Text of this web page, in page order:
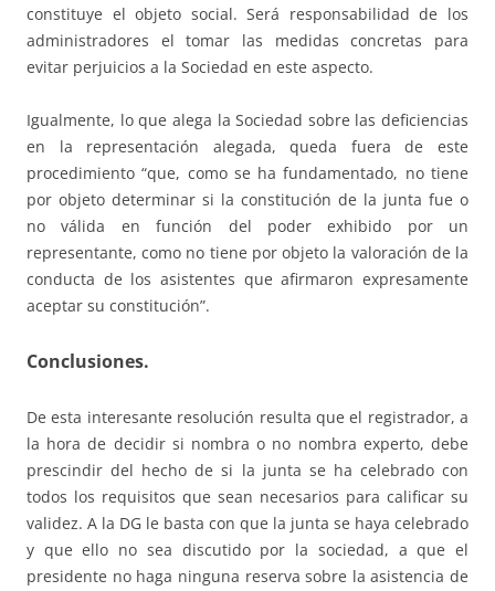
constituye el objeto social. Será responsabilidad de los
administradores el tomar las medidas concretas para
evitar perjuicios a la Sociedad en este aspecto.
Igualmente, lo que alega la Sociedad sobre las deficiencias
en la representación alegada, queda fuera de este
procedimiento “que, como se ha fundamentado, no tiene
por objeto determinar si la constitución de la junta fue o
no válida en función del poder exhibido por un
representante, como no tiene por objeto la valoración de la
conducta de los asistentes que afirmaron expresamente
aceptar su constitución”.
Conclusiones.
De esta interesante resolución resulta que el registrador, a
la hora de decidir si nombra o no nombra experto, debe
prescindir del hecho de si la junta se ha celebrado con
todos los requisitos que sean necesarios para calificar su
validez. A la DG le basta con que la junta se haya celebrado
y que ello no sea discutido por la sociedad, a que el
presidente no haga ninguna reserva sobre la asistencia de